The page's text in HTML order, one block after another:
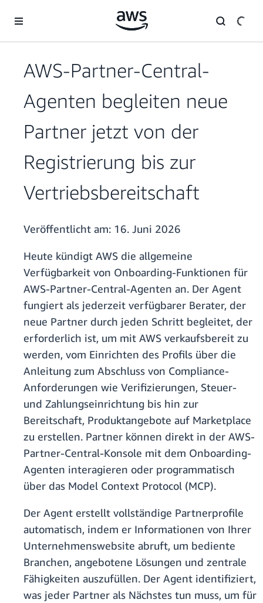
Überspringen zum Hauptinhalt
AWS-Partner-Central-
Agenten begleiten neue
Partner jetzt von der
Registrierung bis zur
Vertriebsbereitschaft
Veröffentlicht am: 16. Juni 2026
Heute kündigt AWS die allgemeine
Verfügbarkeit von Onboarding-Funktionen für
AWS-Partner-Central-Agenten an. Der Agent
fungiert als jederzeit verfügbarer Berater, der
neue Partner durch jeden Schritt begleitet, der
erforderlich ist, um mit AWS verkaufsbereit zu
werden, vom Einrichten des Profils über die
Anleitung zum Abschluss von Compliance-
Anforderungen wie Verifizierungen, Steuer-
und Zahlungseinrichtung bis hin zur
Bereitschaft, Produktangebote auf Marketplace
zu erstellen. Partner können direkt in der AWS-
Partner-Central-Konsole mit dem Onboarding-
Agenten interagieren oder programmatisch
über das Model Context Protocol (MCP).
Der Agent erstellt vollständige Partnerprofile
automatisch, indem er Informationen von Ihrer
Unternehmenswebsite abruft, um bediente
Branchen, angebotene Lösungen und zentrale
Fähigkeiten auszufüllen. Der Agent identifiziert,
was jeder Partner als Nächstes tun muss, um für